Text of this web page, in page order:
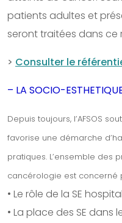
patients adultes et
seront traitées dans ce
> Consulter le
– LA SOCIO-
Depuis toujours, l’AFSOS
favorise une démarche
pratiques. L’ensemble des
cancérologie est concerné
• Le rôle de la SE
• La place des SE dans